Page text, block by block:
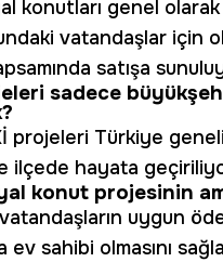
konutları genel
vatandaşlar için
satışa
sadece
projeleri Türkiye
ilçede hayata
konut projesinin
uygun
ev sahibi olmasını